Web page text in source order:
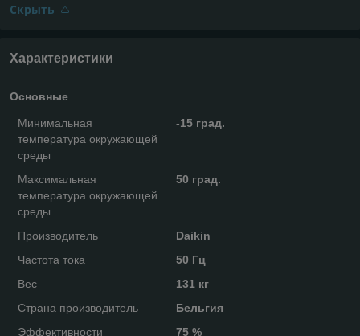
Скрыть
Характеристики
Основные
Минимальная
температура окружающей
среды
-15 град.
Максимальная
температура окружающей
среды
50 град.
Производитель
Daikin
Частота тока
50 Гц
Вес
131 кг
Страна производитель
Бельгия
Эффективности
75 %